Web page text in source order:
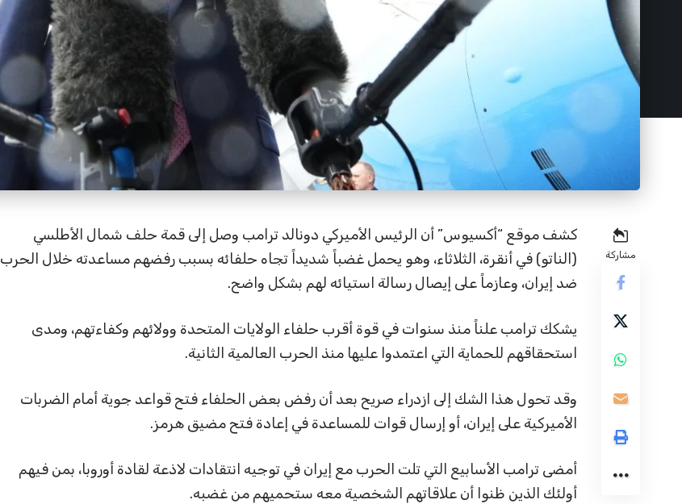
مشاركة
كشف موقع “أكسيوس” أن الرئيس الأميركي دونالد ترامب وصل إلى قمة حلف شمال الأطلسي
(الناتو) في أنقرة، الثلاثاء، وهو يحمل غضباً شديداً تجاه حلفائه بسبب رفضهم مساعدته خلال الحرب
ضد إيران، وعازماً على إيصال رسالة استيائه لهم بشكل واضح.
يشكك ترامب علناً منذ سنوات في قوة أقرب حلفاء الولايات المتحدة وولائهم وكفاءتهم، ومدى
استحقاقهم للحماية التي اعتمدوا عليها منذ الحرب العالمية الثانية.
وقد تحول هذا الشك إلى ازدراء صريح بعد أن رفض بعض الحلفاء فتح قواعد جوية أمام الضربات
الأميركية على إيران، أو إرسال قوات للمساعدة في إعادة فتح مضيق هرمز.
أمضى ترامب الأسابيع التي تلت الحرب مع إيران في توجيه انتقادات لاذعة لقادة أوروبا، بمن فيهم
أولئك الذين ظنوا أن علاقاتهم الشخصية معه ستحميهم من غضبه.